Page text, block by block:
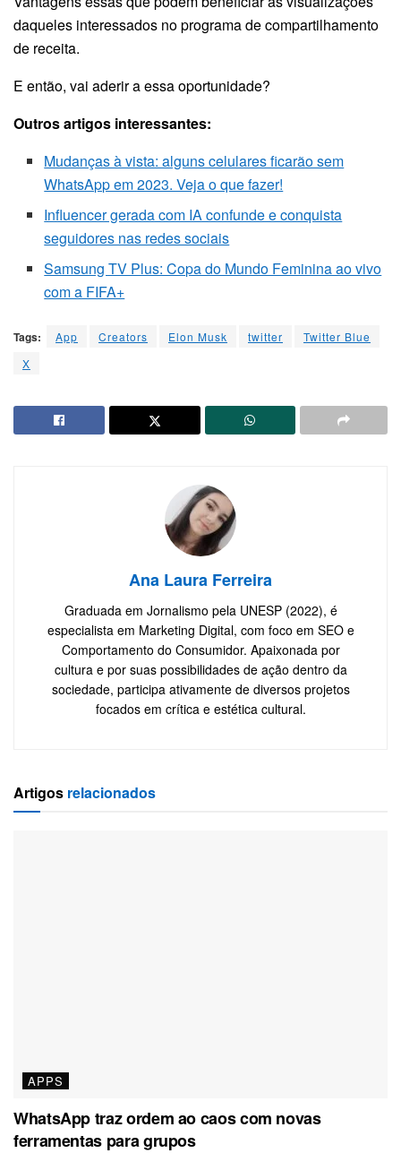
daqueles interessados no programa de compartilhamento
de receita.
E então, vai aderir a essa oportunidade?
Outros artigos interessantes:
Mudanças à vista: alguns celulares ficarão sem
WhatsApp em 2023. Veja o que fazer!
Influencer gerada com IA confunde e conquista
seguidores nas redes sociais
Samsung TV Plus: Copa do Mundo Feminina ao vivo
com a FIFA+
Tags: App Creators Elon Musk twitter
Twitter Blue
X
Ana Laura Ferreira
Graduada em Jornalismo pela UNESP (2022), é
especialista em Marketing Digital, com foco em SEO e
Comportamento do Consumidor. Apaixonada por
cultura e por suas possibilidades de ação dentro da
sociedade, participa ativamente de diversos projetos
focados em crítica e estética cultural.
Artigos relacionados
APPS
WhatsApp traz ordem ao caos com novas
ferramentas para grupos